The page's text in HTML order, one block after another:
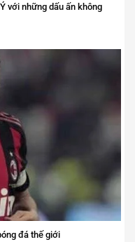
với những dấu ấn không
đá thế giới